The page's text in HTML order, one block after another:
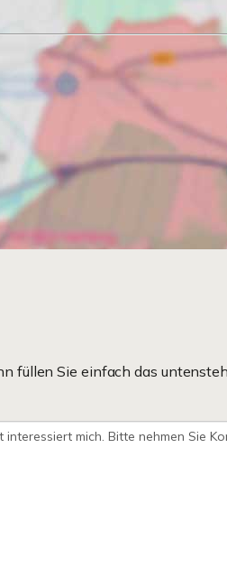
füllen Sie einfach das